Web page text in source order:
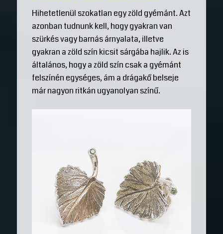
Hihetetlenül szokatlan egy zöld gyémánt. Azt
azonban tudnunk kell, hogy gyakran van
szürkés vagy barnás árnyalata, illetve
gyakran a zöld szín kicsit sárgába hajlik. Az is
általános, hogy a zöld szín csak a gyémánt
felszínén egységes, ám a drágakő belseje
már nagyon ritkán ugyanolyan színű.